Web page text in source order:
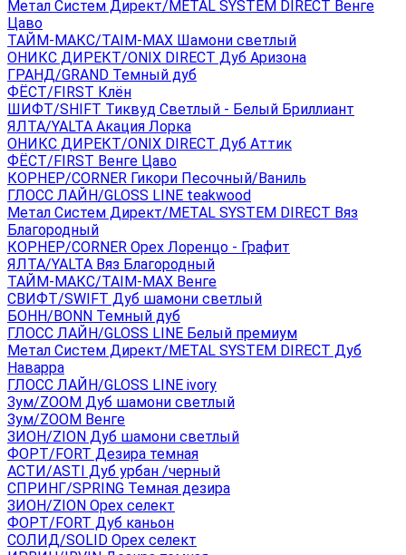
Метал Систем Директ/METAL SYSTEM DIRECT Венге
Цаво
ТАЙМ-МАКС/TAIM-MAX Шамони светлый
ОНИКС ДИРЕКТ/ONIX DIRECT Дуб Аризона
ГРАНД/GRAND Темный дуб
ФЁСТ/FIRST Клён
ШИФТ/SHIFT Тиквуд Светлый - Белый Бриллиант
ЯЛТА/YALTA Акация Лорка
ОНИКС ДИРЕКТ/ONIX DIRECT Дуб Аттик
ФЁСТ/FIRST Венге Цаво
КОРНЕР/CORNER Гикори Песочный/Ваниль
ГЛОСС ЛАЙН/GLOSS LINE teakwood
Метал Систем Директ/METAL SYSTEM DIRECT Вяз
Благородный
КОРНЕР/CORNER Орех Лоренцо - Графит
ЯЛТА/YALTA Вяз Благородный
ТАЙМ-МАКС/TAIM-MAX Венге
СВИФТ/SWIFT Дуб шамони светлый
БОНН/BONN Темный дуб
ГЛОСС ЛАЙН/GLOSS LINE Белый премиум
Метал Систем Директ/METAL SYSTEM DIRECT Дуб
Наварра
ГЛОСС ЛАЙН/GLOSS LINE ivory
Зум/ZOOM Дуб шамони светлый
Зум/ZOOM Венге
ЗИОН/ZION Дуб шамони светлый
ФОРТ/FORT Дезира темная
АСТИ/ASTI Дуб урбан /черный
СПРИНГ/SPRING Темная дезира
ЗИОН/ZION Орех селект
ФОРТ/FORT Дуб каньон
СОЛИД/SOLID Орех селект